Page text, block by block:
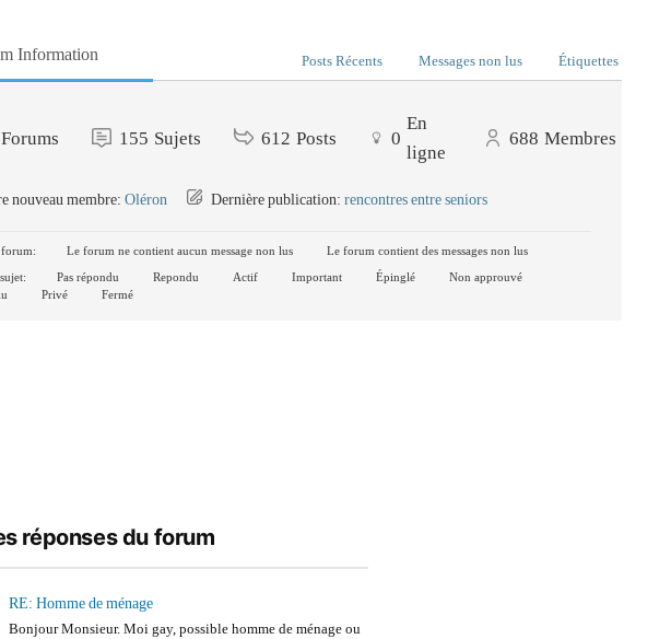
Information Posts Récents Messages non lus Étiquettes
Forums 155 Sujets 612 Posts 0
En
ligne
688 Membres
nouveau membre:Oléron Dernière publication:rencontres entre seniors
Le forum ne contient aucun message non lus
Le forum contient des messages non lus
Pas répondu Repondu Actif Important Épinglé
Non approuvé
Privé Fermé
réponses du forum
RE: Homme de ménage
Bonjour Monsieur. Moi gay, possible homme de ménage ou